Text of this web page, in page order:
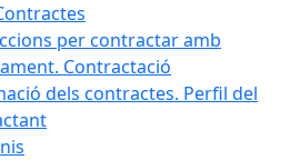
per contractar amb
Contractació
dels contractes. Perfil del